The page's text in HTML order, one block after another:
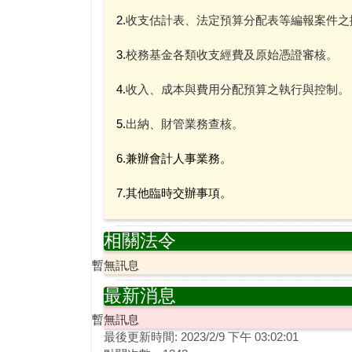
2.收支估計表、法定預算分配表等編報案件
3.校務基金各類收支經費及原始憑證審核。
4.收入、成本與費用分配預算之執行與控制。
5.出納、財管業務查核。
6.兼辦會計人事業務。
7.其他臨時交辦事項。
相關法令
暫無訊息
最新消息
暫無訊息
最後更新時間: 2023/2/9 下午 03:02:01